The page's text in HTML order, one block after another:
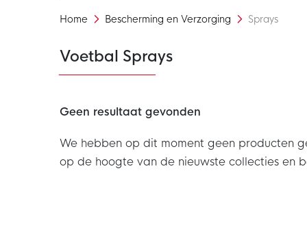
Home Bescherming en Verzorging Sprays
Voetbal Sprays
Geen resultaat gevonden
We hebben op dit moment geen producten
op de hoogte van de nieuwste collecties en